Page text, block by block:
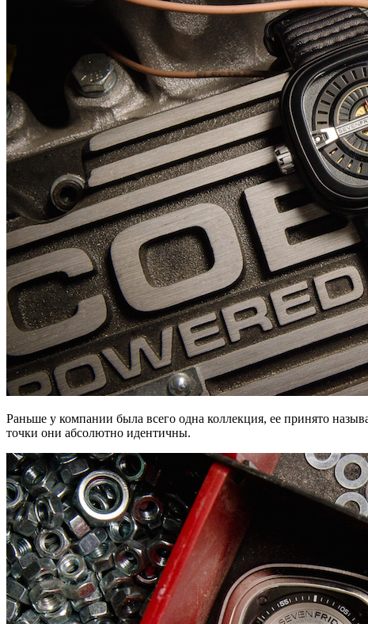
Раньше у компании была всего одна коллекция, ее принято
точки они абсолютно идентичны.